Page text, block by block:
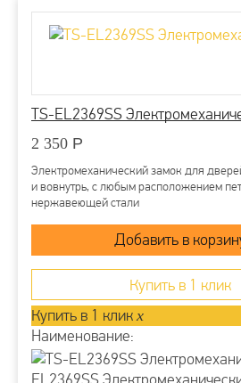
TS-EL2369SS
2 350 Р
Электромеханический замок для
и вовнутрь, с любым расположением
нержавеющей стали
Купить в 1 клик
Купить в 1 клик x
Наименование: